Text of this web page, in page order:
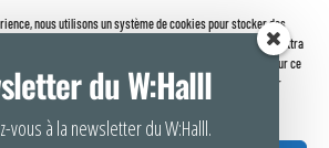
nous utilisons un système de cookies pour stocker des
internet. Le fait de consentir à ces technologies nous permettra
le comportement de navigation ou les identifiants uniques sur ce
de retirer son consentement peut avoir un effet négatif sur
du W:Halll
vous à la newsletter du W:Halll.